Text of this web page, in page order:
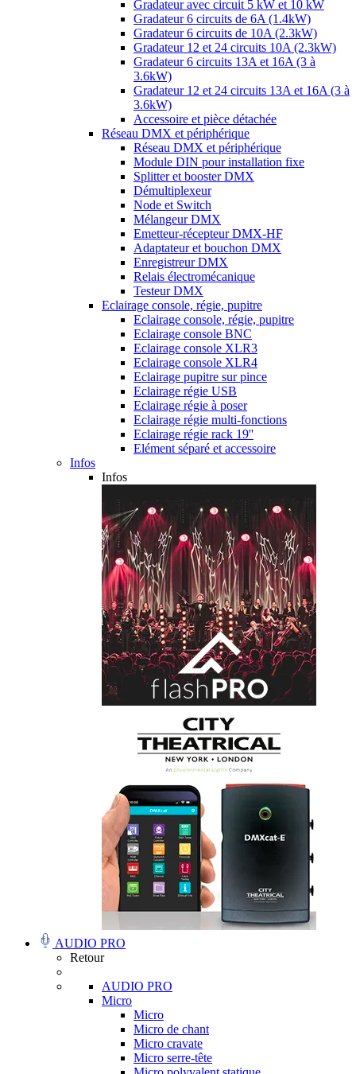
Gradateur avec circuit 5 kW et 10 kW
Gradateur 6 circuits de 6A (1.4kW)
Gradateur 6 circuits de 10A (2.3kW)
Gradateur 12 et 24 circuits 10A (2.3kW)
Gradateur 6 circuits 13A et 16A (3 à
3.6kW)
Gradateur 12 et 24 circuits 13A et 16A (3 à
3.6kW)
Accessoire et pièce détachée
Réseau DMX et périphérique
Réseau DMX et périphérique
Module DIN pour installation fixe
Splitter et booster DMX
Démultiplexeur
Node et Switch
Mélangeur DMX
Emetteur-récepteur DMX-HF
Adaptateur et bouchon DMX
Enregistreur DMX
Relais électromécanique
Testeur DMX
Eclairage console, régie, pupitre
Eclairage console, régie, pupitre
Eclairage console BNC
Eclairage console XLR3
Eclairage console XLR4
Eclairage pupitre sur pince
Eclairage régie USB
Eclairage régie à poser
Eclairage régie multi-fonctions
Eclairage régie rack 19''
Elément séparé et accessoire
Infos
Infos
AUDIO PRO
Retour
AUDIO PRO
Micro
Micro
Micro de chant
Micro cravate
Micro serre-tête